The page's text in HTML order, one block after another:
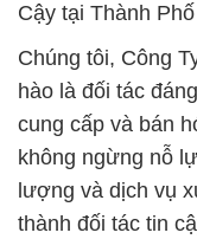
Cậy tại Thành
Chúng tôi, Công
hào là đối tác
cung cấp và bán
không ngừng nỗ
lượng và dịch vụ
thành đối tác tin